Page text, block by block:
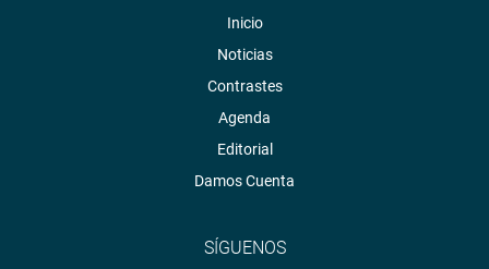
Inicio
Noticias
Contrastes
Agenda
Editorial
Damos Cuenta
SÍGUENOS